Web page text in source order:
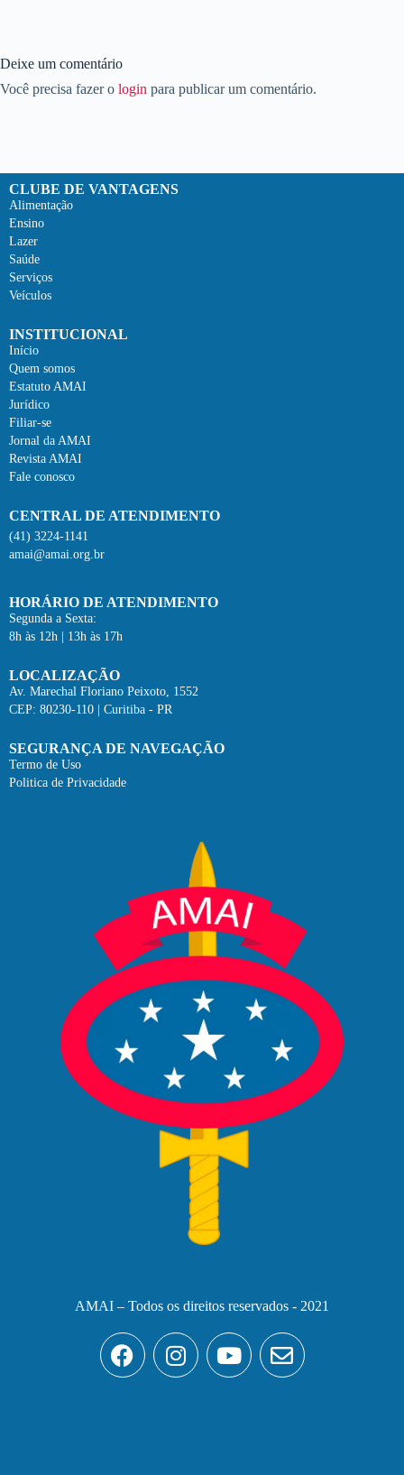
Deixe um comentário
Você precisa fazer o login para publicar um comentário.
CLUBE DE VANTAGENS
Alimentação
Ensino
Lazer
Saúde
Serviços
Veículos
INSTITUCIONAL
Início
Quem somos
Estatuto AMAI
Jurídico
Filiar-se
Jornal da AMAI
Revista AMAI
Fale conosco
CENTRAL DE ATENDIMENTO
(41) 3224-1141
amai@amai.org.br
HORÁRIO DE ATENDIMENTO
Segunda a Sexta:
8h às 12h | 13h às 17h
LOCALIZAÇÃO
Av. Marechal Floriano Peixoto, 1552
CEP: 80230-110 | Curitiba - PR
SEGURANÇA DE NAVEGAÇÃO
Termo de Uso
Politica de Privacidade
AMAI – Todos os direitos reservados - 2021